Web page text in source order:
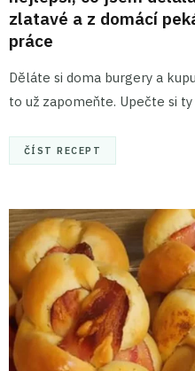
zlatavé a z domácí
práce
Děláte si doma burgery a
to už zapomeňte. Upečte si
ČÍST RECEPT